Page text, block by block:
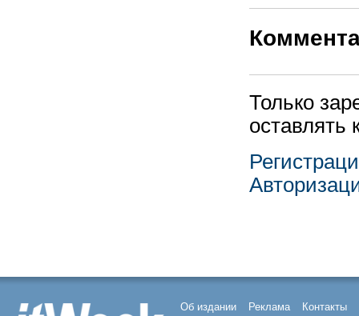
Только
оставлять
Об издании Реклама Контакты